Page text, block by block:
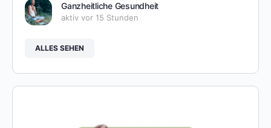
Ganzheitliche Gesundheit
aktiv vor 15 Stunden
ALLES SEHEN